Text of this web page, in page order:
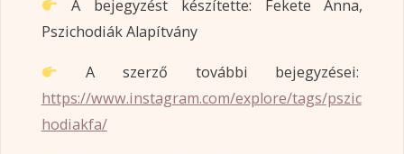
A bejegyzést készítette: Fekete Anna,
Pszichodiák Alapítvány
A szerző további bejegyzései:
https://www.instagram.com/explore/tags/pszic
hodiakfa/